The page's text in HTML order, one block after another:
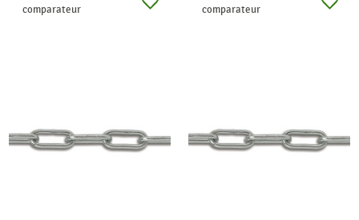
comparateur
comparateur